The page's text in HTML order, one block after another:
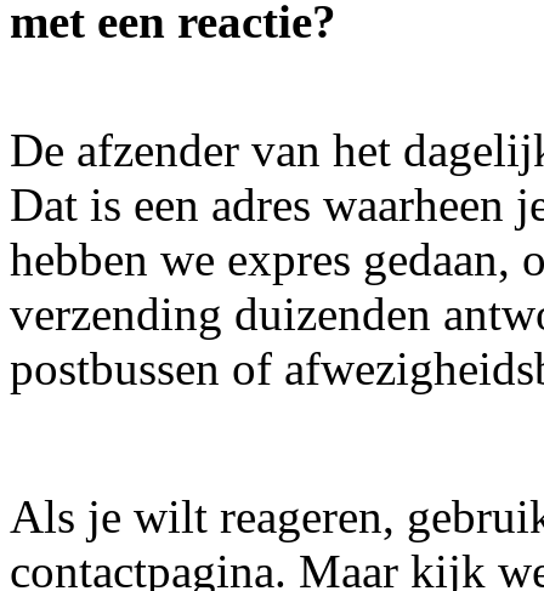
met een reactie?
De afzender van het
Dat is een adres waarheen
hebben we expres gedaan,
verzending duizenden
postbussen of
Als je wilt reageren,
contactpagina. Maar kijk